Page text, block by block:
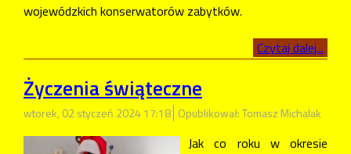
wojewódzkich konserwatorów zabytków.
Czytaj dalej...
Życzenia świąteczne
wtorek, 02 styczeń 2024 17:18 Opublikował: Tomasz Michalak
Jak co roku w okresie